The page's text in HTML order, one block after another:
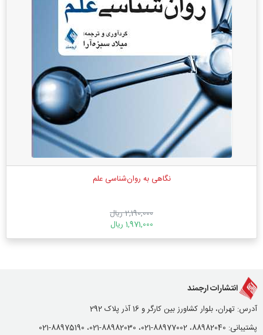
نگاهی به روان‌شناسی علم
2,190,000 ریال
1,971,000 ریال
انتشارات ارجمند
آدرس: تهران، بلوار کشاورز بین کارگر و 16 آذر پلاک 292
پشتیبانی: 88982040، 88977002-021، 88982030-021، 88975190-021